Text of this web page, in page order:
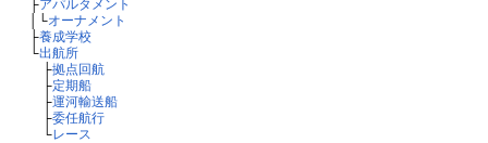
├アパルタメント
│└オーナメント
├養成学校
└出航所
├拠点回航
├定期船
├運河輸送船
├委任航行
└レース